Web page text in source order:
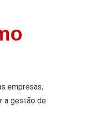
empresas,
a gestão de